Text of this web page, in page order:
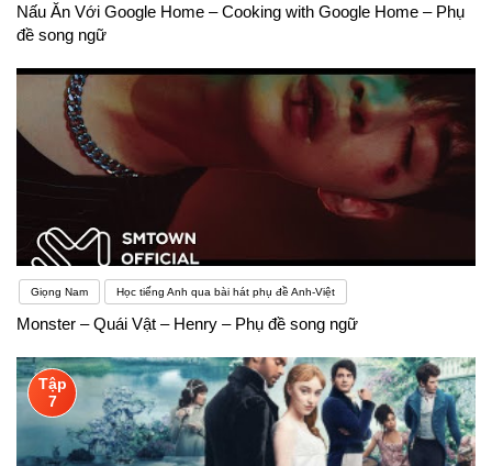
Nấu Ăn Với Google Home – Cooking with Google Home – Phụ
đề song ngữ
Giọng Nam Học tiếng Anh qua bài hát phụ đề Anh-Việt
Monster – Quái Vật – Henry – Phụ đề song ngữ
Tập
7